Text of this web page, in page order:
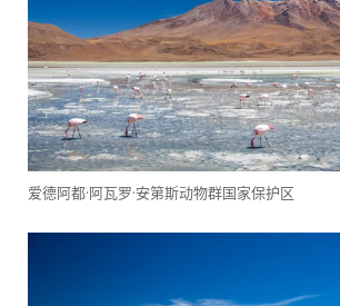
爱德阿都·阿瓦罗·安第斯动物群国家保护区